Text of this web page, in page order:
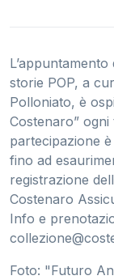
storie POP, a
Polloniato, è
Costenaro”
partecipazione
fino ad
registrazione
Costenaro
Info e
Foto: "Futuro